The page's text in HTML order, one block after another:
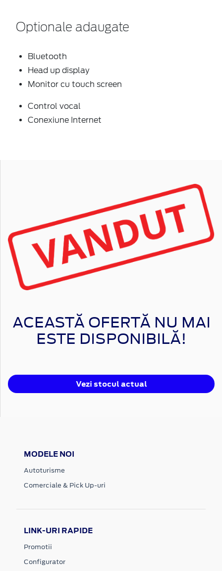
Optionale adaugate
Bluetooth
Head up display
Monitor cu touch screen
Control vocal
Conexiune Internet
ACEASTĂ OFERTĂ NU MAI
ESTE DISPONIBILĂ!
Vezi stocul actual
MODELE NOI
Autoturisme
Comerciale & Pick Up-uri
LINK-URI RAPIDE
Promotii
Configurator